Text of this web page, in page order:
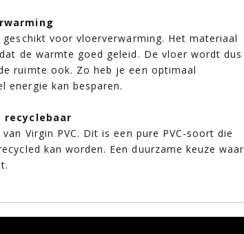
voor vloerverwarming. Het materiaal
de warmte goed geleid. De vloer wordt dus
ruimte ook. Zo heb je een optimaal
energie kan besparen.
recyclebaar
Virgin PVC. Dit is een pure PVC-soort die
kan worden. Een duurzame keuze waar